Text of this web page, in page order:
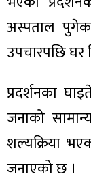
अस्पताल
उपचारपछि घर
प्रदर्शनका
जनाको
शल्यक्रिया
जनाएको छ ।